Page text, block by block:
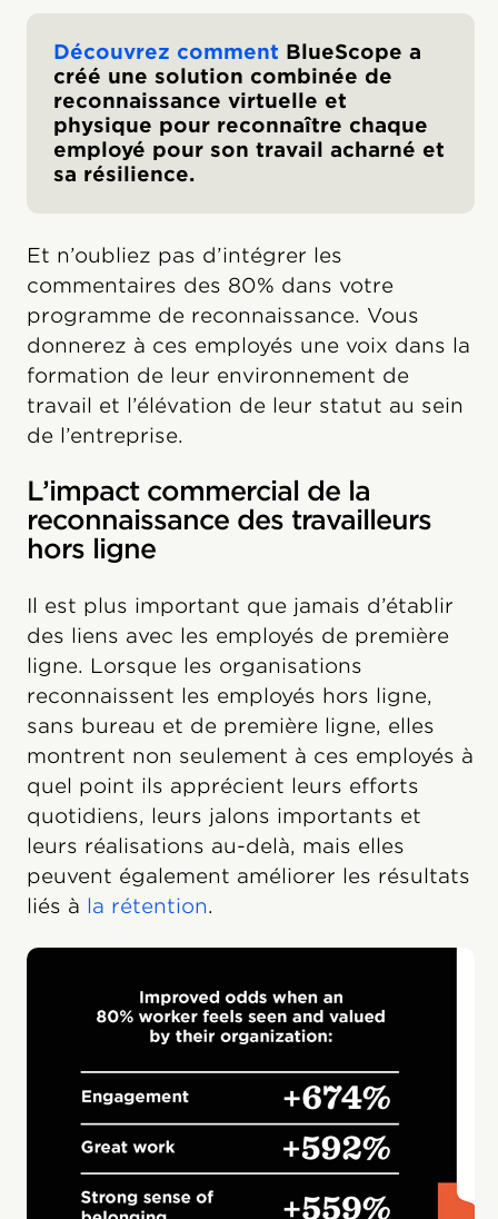
Découvrez comment BlueScope a
créé une solution combinée de
reconnaissance virtuelle et
physique pour reconnaître chaque
employé pour son travail acharné et
sa résilience.
Et n’oubliez pas d’intégrer les
commentaires des 80% dans votre
programme de reconnaissance. Vous
donnerez à ces employés une voix dans la
formation de leur environnement de
travail et l’élévation de leur statut au sein
de l’entreprise.
L’impact commercial de la
reconnaissance des travailleurs
hors ligne
Il est plus important que jamais d’établir
des liens avec les employés de première
ligne. Lorsque les organisations
reconnaissent les employés hors ligne,
sans bureau et de première ligne, elles
montrent non seulement à ces employés à
quel point ils apprécient leurs efforts
quotidiens, leurs jalons importants et
leurs réalisations au-delà, mais elles
peuvent également améliorer les résultats
liés à la rétention.